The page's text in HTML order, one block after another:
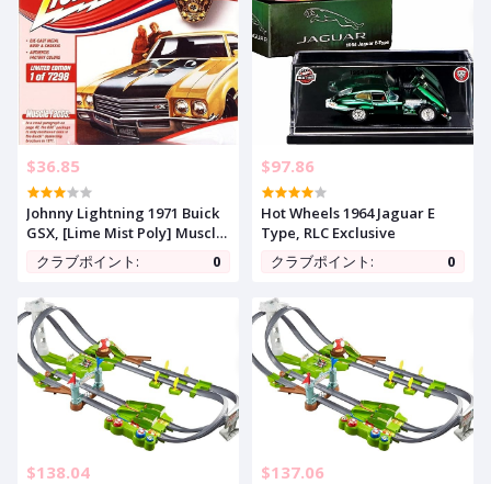
$36.85
Johnny Lightning 1971 Buick
GSX, [Lime Mist Poly] Muscle
Cars Class of 1971
クラブポイント: 0
$97.86
Hot Wheels 1964 Jaguar E
Type, RLC Exclusive
クラブポイント:
0
$138.04 $137.06